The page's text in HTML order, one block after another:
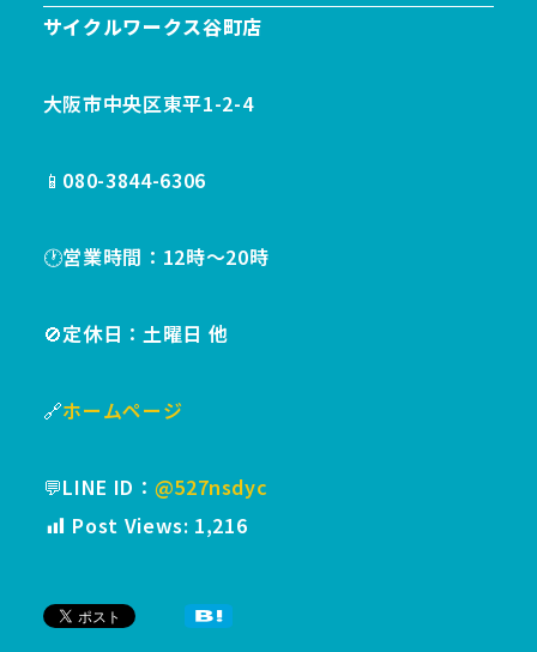
サイクルワークス谷町店
大阪市中央区東平1-2-4
📱080-3844-6306
🕐営業時間：12時〜20時
🚫定休日：土曜日 他
🔗ホームページ
💬LINE ID： @527nsdyc
Post Views: 1,216